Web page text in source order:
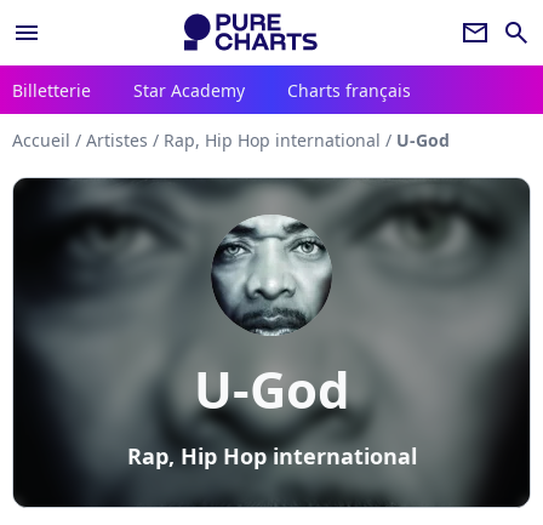
menu newsletter search
Billetterie Star Academy Charts français
Accueil / Artistes / Rap, Hip Hop international / U-God
U-God
Rap, Hip Hop international